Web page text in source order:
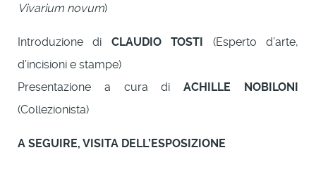
Vivarium novum)
Introduzione di CLAUDIO TOSTI (Esperto d’arte,
d’incisioni e stampe)
Presentazione a cura diACHILLE NOBILONI
(Collezionista)
A SEGUIRE, VISITA DELL’ESPOSIZIONE